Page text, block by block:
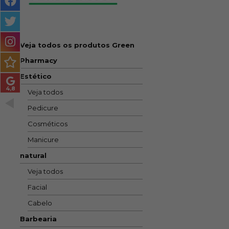
MASCULINO
MÉTODO
ENCARACOLADO
PACOTES DE PRESENTE
OUTLET
BLOG
Veja todos os produtos Green
Pharmacy
Estético
Veja todos
Pedicure
Cosméticos
Manicure
natural
Veja todos
Facial
Cabelo
Barbearia